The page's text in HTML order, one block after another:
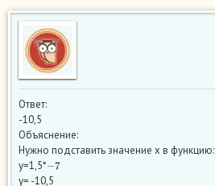
Ответ:
-10,5
Объяснение:
Нужно подставить значение х в функцию:
у=1,5*
7
у= -10,5